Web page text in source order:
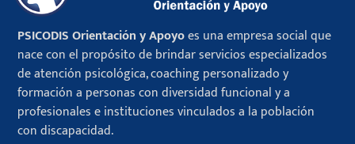
PSICODIS Orientación y Apoyoes una empresa social que
nace con el propósito de brindar servicios especializados
de atención psicológica, coaching personalizado y
formación a personas con diversidad funcional y a
profesionales e instituciones vinculados a la población
con discapacidad.